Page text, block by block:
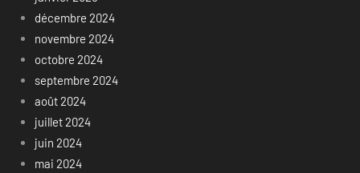
décembre 2024
novembre 2024
octobre 2024
septembre 2024
août 2024
juillet 2024
juin 2024
mai 2024